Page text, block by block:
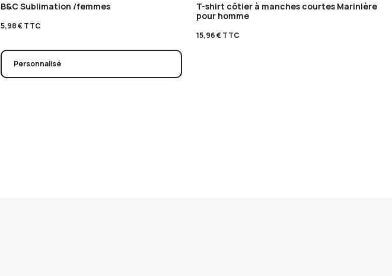
B&C Sublimation /femmes
5,98€TTC
Personnalisé
T-shirt côtier à manches courtes Marinière
pour homme
15,96€TTC